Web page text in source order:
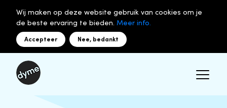
Wij maken op deze website gebruik van cookies om je
de beste ervaring te bieden. Meer info.
Accepteer Nee, bedankt